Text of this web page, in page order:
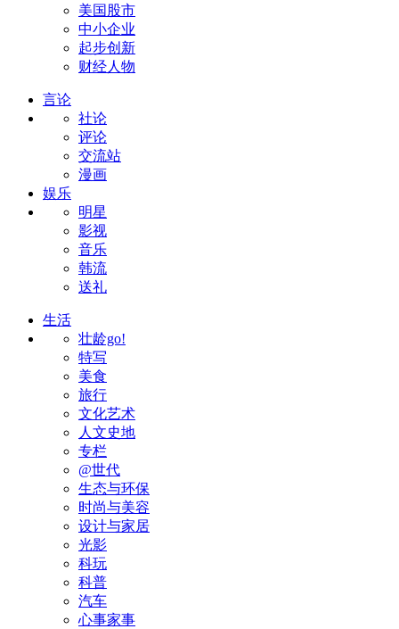
美国股市
中小企业
起步创新
财经人物
言论
社论
评论
交流站
漫画
娱乐
明星
影视
音乐
韩流
送礼
生活
壮龄go!
特写
美食
旅行
文化艺术
人文史地
专栏
@世代
生态与环保
时尚与美容
设计与家居
光影
科玩
科普
汽车
心事家事